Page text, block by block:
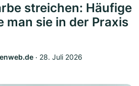
streichen: Häufige
man sie in der Praxis
‧ 28. Juli 2026